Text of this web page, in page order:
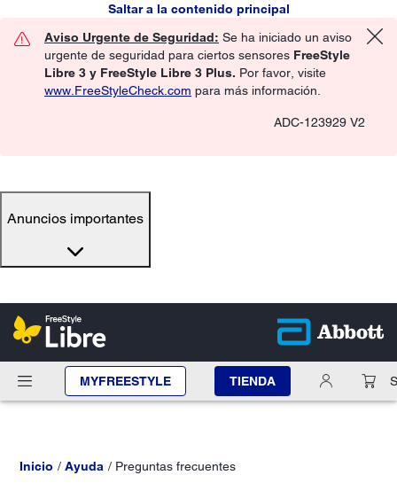
Saltar a la contenido principal
Aviso Urgente de Seguridad: Se ha iniciado un aviso
urgente de seguridad para ciertos sensores FreeStyle
Libre 3 y FreeStyle Libre 3 Plus. Por favor, visite
www.FreeStyleCheck.com para más información.
ADC-123929 V2
Anuncios importantes
MYFREESTYLE TIENDA
Inicio Ayuda Preguntas frecuentes